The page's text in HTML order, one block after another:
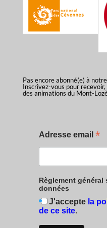
Pas encore abonné(e) à
Inscrivez-vous pour
des animations du Mont-
Adresse email *
Règlement
données
J'accepte la
de ce site.